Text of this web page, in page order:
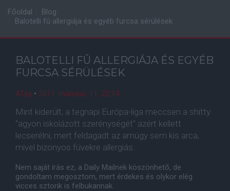
Főoldal
Blog
Balotelli fû allergiája és egyéb furcsa sérülések
BALOTELLI FÛ ALLERGIÁJA ÉS EGYÉB
FURCSA SÉRÜLÉSEK
ATijs • 2011. március. 11. 22:14
Mint kiderült, a tegnapi Európa-liga meccsen a shitty
"agyon iskolázott szerénységét" azért kellett
lecserélni, mert feldagadt az amúgy sem kis arca,
mivel bizonyos füvekre allergiás.
Nem saját írás ez, a Daily Mailnek köszönhetõ, de
gondoltam megosztom, mert érdekes és olykor elég
vicces sztorik is felbukannak.